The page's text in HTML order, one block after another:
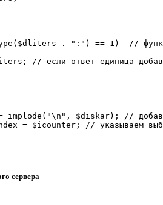
. ":") == 1)  //
// если ответ единица
implode("\n", $diskar); //
= $icounter; // указываем
сервера